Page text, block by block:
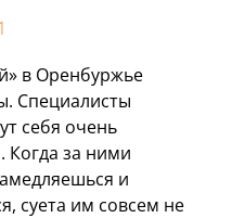
в Оренбуржье
Специалисты
себя очень
Когда за ними
и
суета им совсем не